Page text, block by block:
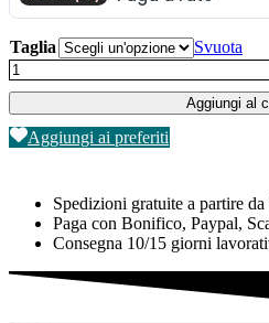
Taglia
Svuota
T-
Shirt
No-
Stop
Dj
Aggiungi al
Aggiungi ai preferiti
Spedizioni gratuite a partire
Paga con Bonifico, Paypal,
Consegna 10/15 giorni